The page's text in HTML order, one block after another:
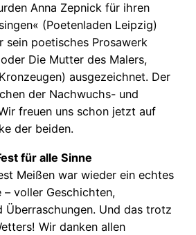
Anna Zepnick für ihren
(Poetenladen Leipzig)
sein poetisches Prosawerk
Die Mutter des Malers,
ausgezeichnet. Der
der Nachwuchs- und
freuen uns schon jetzt auf
der beiden.
für alle Sinne
Meißen war wieder ein echtes
– voller Geschichten,
Überraschungen. Und das trotz
Wir danken allen